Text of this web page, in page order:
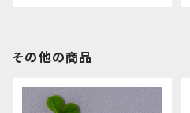
その他の商品